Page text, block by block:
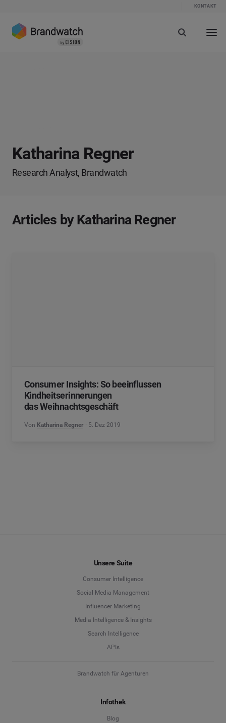
KONTAKT
Katharina Regner
Research Analyst, Brandwatch
Articles by Katharina Regner
Consumer Insights: So beeinflussen
Kindheitserinnerungen
das Weihnachtsgeschäft
Von Katharina Regner 5. Dez 2019
Unsere Suite
Consumer Intelligence
Social Media Management
Influencer Marketing
Media Intelligence & Insights
Search Intelligence
APIs
Brandwatch für Agenturen
Infothek
Blog